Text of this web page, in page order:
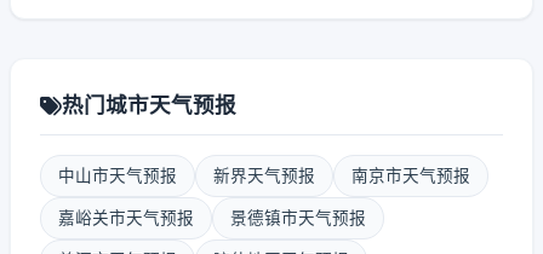
热门城市天气预报
中山市天气预报 新界天气预报 南京市天气预报
嘉峪关市天气预报 景德镇市天气预报